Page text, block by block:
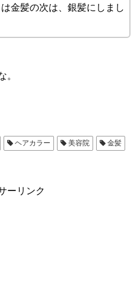
金髪の次は、銀髪にしまし
。
ヘアカラー 美容院
金髪
ーリンク